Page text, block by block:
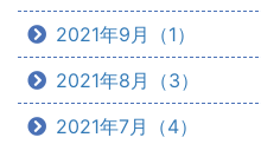
2021年9月（1）
2021年8月（3）
2021年7月（4）